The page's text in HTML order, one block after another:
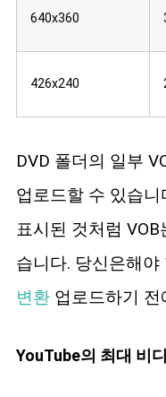
640x360
426x240
DVD 폴더의 일부
업로드할 수 있습
표시된 것처럼
습니다. 당신은해야
변환업로드하기 전
YouTube의 최대 비